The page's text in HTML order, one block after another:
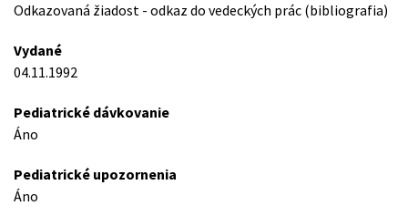
Odkazovaná žiadost - odkaz do vedeckých prác (bibliografia)
Vydané
04.11.1992
Pediatrické dávkovanie
Áno
Pediatrické upozornenia
Áno